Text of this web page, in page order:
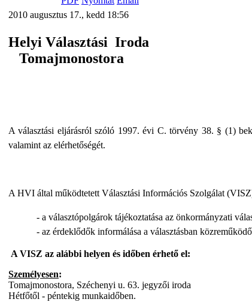
2010 augusztus 17., kedd 18:56
Helyi Választási Iroda
Tomajmonostora
A választási eljárásról szóló 1997. évi C. törvény 38. § (1)
valamint az elérhetőségét.
A HVI által működtetett Választási Információs Szolgálat
- a választópolgárok tájékoztatása az önkormányzati
- az érdeklődők informálása a választásban
A VISZ az alábbi helyen és időben érhető el:
Személyesen:
Tomajmonostora, Széchenyi u. 63. jegyzői iroda
Hétfőtől - péntekig munkaidőben.